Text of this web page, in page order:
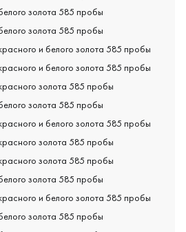
золота 585 пробы
золота 585 пробы
и белого золота 585 пробы
и белого золота 585 пробы
золота 585 пробы
золота 585 пробы
и белого золота 585 пробы
золота 585 пробы
золота 585 пробы
золота 585 пробы
и белого золота 585 пробы
золота 585 пробы